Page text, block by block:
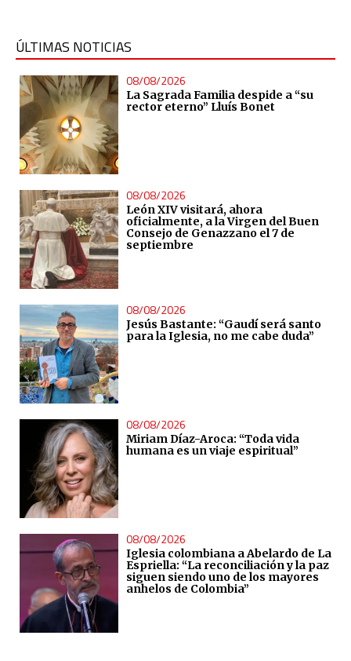
ÚLTIMAS NOTICIAS
08/08/2026
La Sagrada Familia despide a “su
rector eterno” Lluís Bonet
08/08/2026
León XIV visitará, ahora
oficialmente, a la Virgen del Buen
Consejo de Genazzano el 7 de
septiembre
08/08/2026
Jesús Bastante: “Gaudí será santo
para la Iglesia, no me cabe duda”
08/08/2026
Miriam Díaz-Aroca: “Toda vida
humana es un viaje espiritual”
08/08/2026
Iglesia colombiana a Abelardo de La
Espriella: “La reconciliación y la paz
siguen siendo uno de los mayores
anhelos de Colombia”